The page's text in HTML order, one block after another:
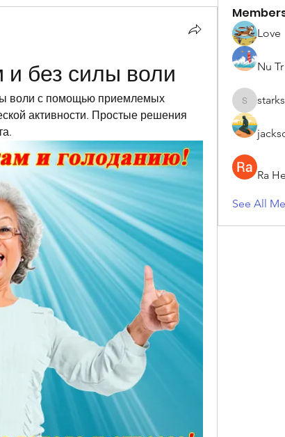
без силы воли
воли с помощью приемлемых
активности. Простые решения
Love
Nu Tr
starkse599
Ra He
See All